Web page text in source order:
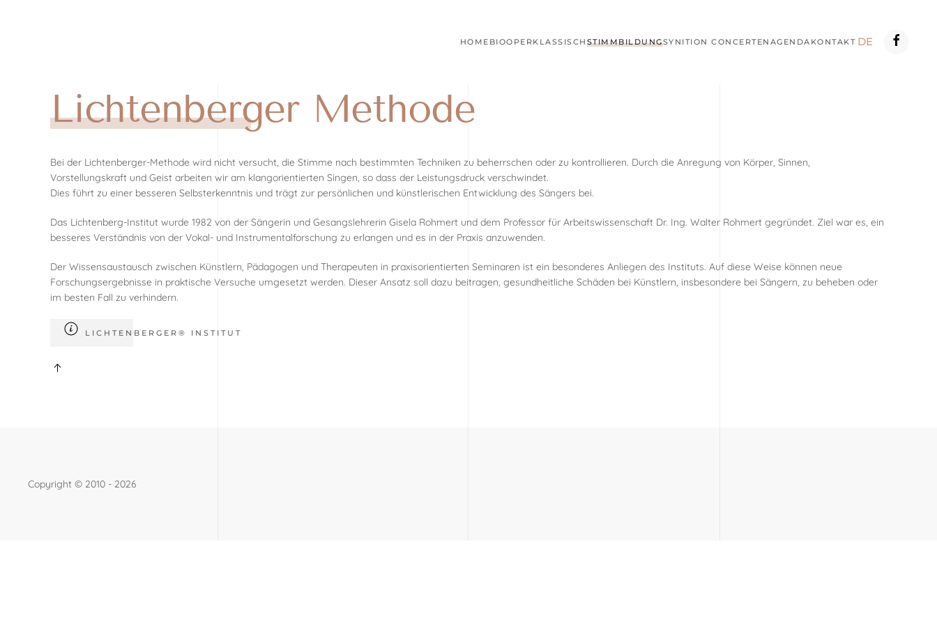
HOME BIOOPERKLASSISCH STIMMBILDUNGSYNITION CONCERTEN AGENDA KONTAKT DE
Lichtenberger Methode
Bei der Lichtenberger-Methode wird nicht versucht, die Stimme nach bestimmten Techniken zu beherrschen oder zu kontrollieren. Durch die Anregung von Körper, Sinnen,
Vorstellungskraft und Geist arbeiten wir am klangorientierten Singen, so dass der Leistungsdruck verschwindet.
Dies führt zu einer besseren Selbsterkenntnis und trägt zur persönlichen und künstlerischen Entwicklung des Sängers bei.
Das Lichtenberg-Institut wurde 1982 von der Sängerin und Gesangslehrerin Gisela Rohmert und dem Professor für Arbeitswissenschaft Dr. Ing. Walter Rohmert gegründet. Ziel war es, ein
besseres Verständnis von der Vokal- und Instrumentalforschung zu erlangen und es in der Praxis anzuwenden.
Der Wissensaustausch zwischen Künstlern, Pädagogen und Therapeuten in praxisorientierten Seminaren ist ein besonderes Anliegen des Instituts. Auf diese Weise können neue
Forschungsergebnisse in praktische Versuche umgesetzt werden. Dieser Ansatz soll dazu beitragen, gesundheitliche Schäden bei Künstlern, insbesondere bei Sängern, zu beheben oder
im besten Fall zu verhindern.
LICHTENBERGER® INSTITUT
Copyright © 2010 - 2026